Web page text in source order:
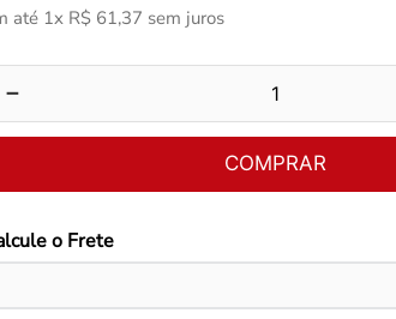
até 1x R$ 61,37 sem juros
－
COMPRAR